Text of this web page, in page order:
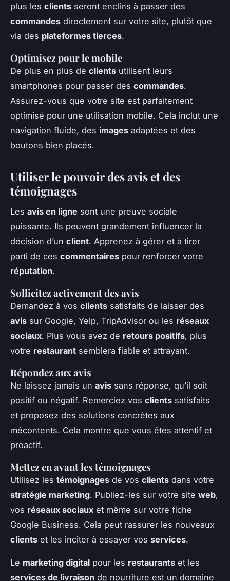
plus les clients seront enclins à passer des
commandes directement sur votre site, plutôt que
via des plateformes tierces.
Optimisez pour le mobile
De plus en plus de clients utilisent leurs
smartphones pour passer des commandes.
Assurez-vous que votre site est parfaitement
optimisé pour une utilisation mobile. Cela inclut une
navigation fluide, des images adaptées et des
boutons bien placés.
Utiliser le pouvoir des avis et des
témoignages
Les avis en ligne sont une preuve sociale
puissante. Ils peuvent grandement influencer la
décision d’un client. Apprenez à gérer et à tirer
parti de ces commentaires pour renforcer votre
réputation.
Sollicitez activement des avis
Demandez à vos clients satisfaits de laisser des
avis sur Google, Yelp, TripAdvisor ou les réseaux
sociaux. Plus vous avez de retours positifs, plus
votre restaurant semblera fiable et attrayant.
Répondez aux avis
Ne laissez jamais un avis sans réponse, qu’il soit
positif ou négatif. Remerciez vos clients satisfaits
et proposez des solutions concrètes aux
mécontents. Cela montre que vous êtes attentif et
proactif.
Mettez en avant les témoignages
Utilisez les témoignages de vos clients dans votre
stratégie marketing. Publiez-les sur votre site web,
vos réseaux sociaux et même sur votre fiche
Google Business. Cela peut rassurer les nouveaux
clients et les inciter à essayer vos services.
Le marketing digital pour les restaurants et les
services de livraison de nourriture est un domaine